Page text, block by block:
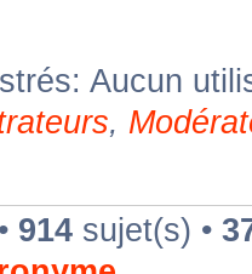
Aucun
,
914 sujet(s) •